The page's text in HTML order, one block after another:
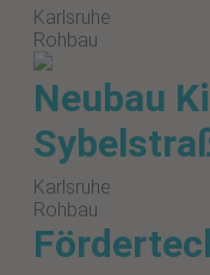
Karlsruhe
Rohbau
Neubau
Karlsruhe
Rohbau